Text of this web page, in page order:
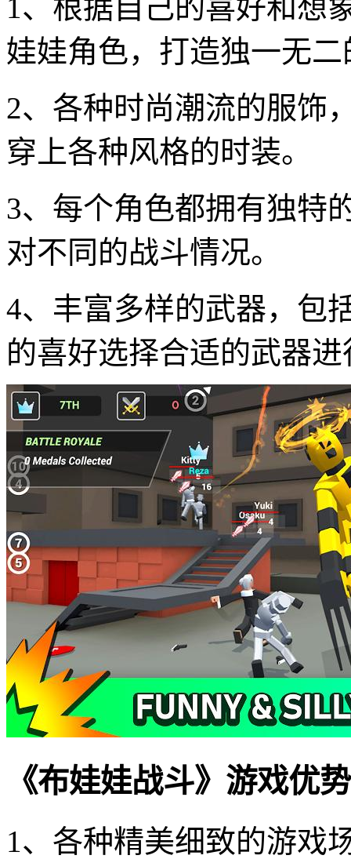
1、根据自己的喜好和想
娃娃角色，打造独一无
2、各种时尚潮流的服饰
穿上各种风格的时装。
3、每个角色都拥有独特
对不同的战斗情况。
4、丰富多样的武器，包
的喜好选择合适的武器
《布娃娃战斗》游戏优
1、各种精美细致的游戏